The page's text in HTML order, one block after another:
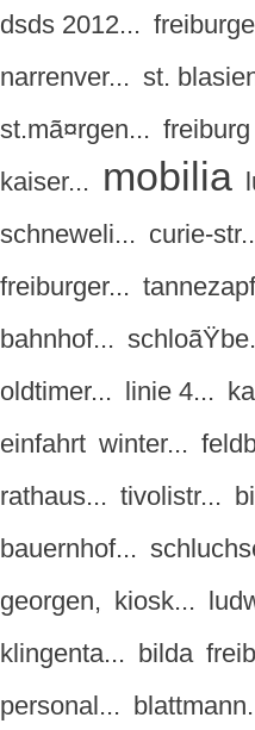
dsds 2012...
narrenver... st.
st.mã¤rgen...
kaiser... mobilia
schneweli... curie-
freiburger...
bahnhof...
oldtimer... linie 4...
einfahrt winter...
rathaus... tivolistr...
bauernhof...
georgen, kiosk...
klingenta... bilda
personal...